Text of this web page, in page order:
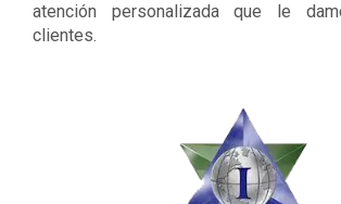
atención personalizada que le
clientes.